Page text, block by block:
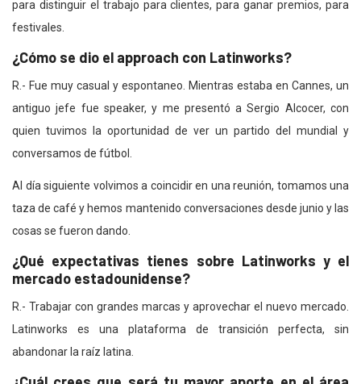
para distinguir el trabajo para clientes, para ganar premios, para
festivales.
¿Cómo se dio el approach con Latinworks?
R.- Fue muy casual y espontaneo. Mientras estaba en Cannes, un
antiguo jefe fue speaker, y me presentó a Sergio Alcocer, con
quien tuvimos la oportunidad de ver un partido del mundial y
conversamos de fútbol.
Al día siguiente volvimos a coincidir en una reunión, tomamos una
taza de café y hemos mantenido conversaciones desde junio y las
cosas se fueron dando.
¿Qué expectativas tienes sobre Latinworks y el
mercado estadounidense?
R.- Trabajar con grandes marcas y aprovechar el nuevo mercado.
Latinworks es una plataforma de transición perfecta, sin
abandonar la raíz latina.